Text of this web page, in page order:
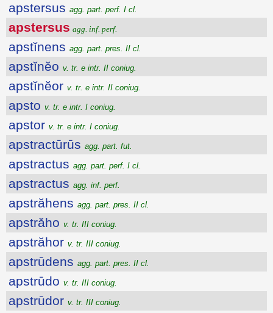
apstersus agg. part. perf. I cl.
apstersus agg. inf. perf.
apstĭnens agg. part. pres. II cl.
apstĭnĕo v. tr. e intr. II coniug.
apstĭnĕor v. tr. e intr. II coniug.
apsto v. tr. e intr. I coniug.
apstor v. tr. e intr. I coniug.
apstractūrūs agg. part. fut.
apstractus agg. part. perf. I cl.
apstractus agg. inf. perf.
apstrăhens agg. part. pres. II cl.
apstrăho v. tr. III coniug.
apstrăhor v. tr. III coniug.
apstrūdens agg. part. pres. II cl.
apstrūdo v. tr. III coniug.
apstrūdor v. tr. III coniug.